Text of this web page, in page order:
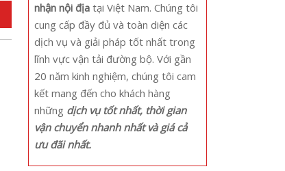
nhận nội địa tại Việt Nam. Chúng tôi
cung cấp đầy đủ và toàn diện các
dịch vụ và giải pháp tốt nhất trong
lĩnh vực vận tải đường bộ. Với gần
20 năm kinh nghiệm, chúng tôi cam
kết mang đến cho khách hàng
những dịch vụ tốt nhất, thời gian
vận chuyển nhanh nhất và giá cả
ưu đãi nhất.